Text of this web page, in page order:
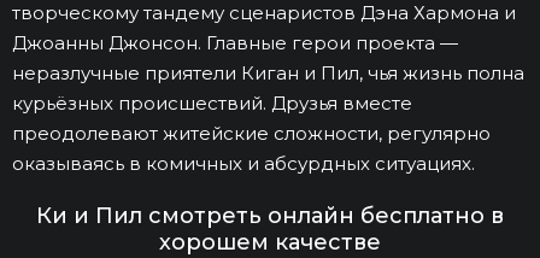
творческому тандему сценаристов Дэна Хармона и
Джоанны Джонсон. Главные герои проекта —
неразлучные приятели Киган и Пил, чья жизнь полна
курьёзных происшествий. Друзья вместе
преодолевают житейские сложности, регулярно
оказываясь в комичных и абсурдных ситуациях.
Ки и Пил смотреть онлайн бесплатно в
хорошем качестве